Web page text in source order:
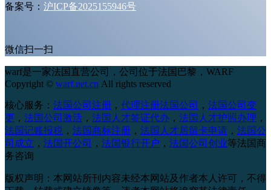
备案号： 沪ICP备2025155946号
微信扫一扫
warf是一家法国直营公司，公司位于法国巴黎， WARF
Copyright © warf.net.cn All rights reserved
核心服务： 法国公司注册 ， 代理注册法国公司 ， 法国公司变
更 ， 法国公司激活 ， 法国人才签证代办 ， 法国人才护照办理 ，
法国记账报税 ， 法国商标注册 ， 法国人才居留卡申请 ， 法国公
司成立 ， 法国开公司 ， 法国银行开户 ， 法国公司创业等法国商
务咨询
版权声明：本网站所刊内容未经本网站及作者本人许可，不得